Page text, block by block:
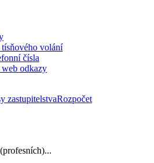
volání
čísla
odkazy
zastupitelstvaRozpočet